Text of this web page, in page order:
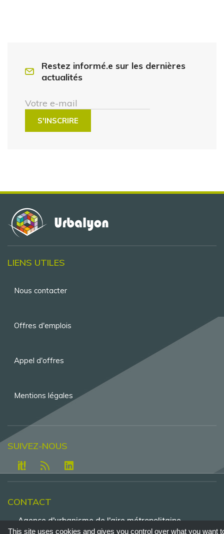
Restez informé.e sur les dernières
actualités
Votre e-mail
LIENS UTILES
Menu
de
Nous contacter
Offres d'emplois
Appel d'offres
Mentions légales
CONTACT
Agence d'urbanisme de l'aire métropolitaine
lyonnaise - Tour Part-Dieu, 23e étage , 129 rue
SUIVEZ-NOUS
This site uses cookies and gives you control over what you want